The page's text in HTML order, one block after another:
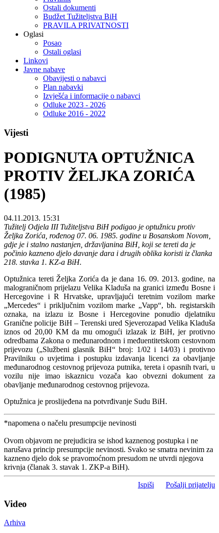
Ostali dokumenti
Budžet Tužiteljstva BiH
PRAVILA PRIVATNOSTI
Oglasi
Posao
Ostali oglasi
Linkovi
Javne nabave
Obavijesti o nabavci
Plan nabavki
Izvješća i informacije o nabavci
Odluke 2023 - 2026
Odluke 2016 - 2022
Vijesti
PODIGNUTA OPTUŽNICA
PROTIV ŽELJKA ZORIĆA
(1985)
04.11.2013. 15:31
Tužitelj Odjela III Tužiteljstva BiH podigao je optužnicu protiv
Željka Zorića, rođenog 07. 06. 1985. godine u Bosanskom Novom,
gdje je i stalno nastanjen, državljanina BiH, koji se tereti da je
počinio kazneno djelo davanje dara i drugih oblika koristi iz članka
218. stavka 1. KZ-a BiH.
Optužnica tereti Željka Zorića da je dana 16. 09. 2013. godine, na
malograničnom prijelazu Velika Kladuša na granici između Bosne i
Hercegovine i R Hrvatske, upravljajući teretnim vozilom marke
„Mercedes“ i priključnim vozilom marke „Vapp“, bh. registarskih
oznaka, na izlazu iz Bosne i Hercegovine ponudio djelatniku
Granične policije BiH – Terenski ured Sjeverozapad Velika Kladuša
iznos od 20,00 KM da mu omogući izlazak iz BiH, jer protivno
odredbama Zakona o međunarodnom i međuentitetskom cestovnom
prijevozu („Službeni glasnik BiH“ broj: 1/02 i 14/03) i protivno
Pravilniku o uvjetima i postupku izdavanja licenci za obavljanje
međunarodnog cestovnog prijevoza putnika, tereta i opasnih tvari, u
vozilu nije imao iskaznicu vozača kao obvezni dokument za
obavljanje međunarodnog cestovnog prijevoza.
Optužnica je proslijeđena na potvrđivanje Sudu BiH.
*napomena o načelu presumpcije nevinosti
Ovom objavom ne prejudicira se ishod kaznenog postupka i ne
narušava princip presumpcije nevinosti. Svako se smatra nevinim za
kazneno djelo dok se pravomoćnom presudom ne utvrdi njegova
krivnja (članak 3. stavak 1. ZKP-a BiH).
Ispiši Pošalji prijatelju
Video
Arhiva